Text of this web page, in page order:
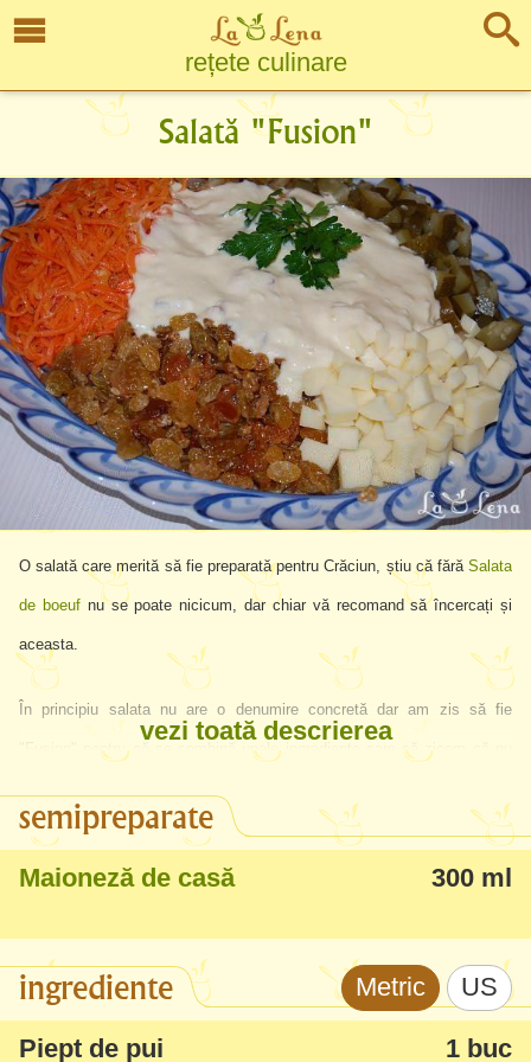
rețete culinare
Salată "Fusion"
O salată care merită să fie preparată pentru Crăciun, știu că fără Salata
de boeufnu se poate nicicum, dar chiar vă recomand să încercați și
aceasta.
În principiu salata nu are o denumire concretă dar am zis să fie
"Fusion" pentru că se combină unele ingrediente care să zicem că nu
prea sunt pentru combinațiile ciudate dar sunt receptivă la tot ce este
nou). Ce ziceți de combinația - stafide+castraveți murați+carne.... etc?
gust dulce, morcovul aromă și culoare, carnea+cascavalul sațietate, aș
putea continua mult, pentru că fiecare ingredient este perfect combinat
cu altul.
vezi toată descrierea
semipreparate
Maioneză de casă 300 ml
ingrediente Metric US
Piept de pui 1 buc